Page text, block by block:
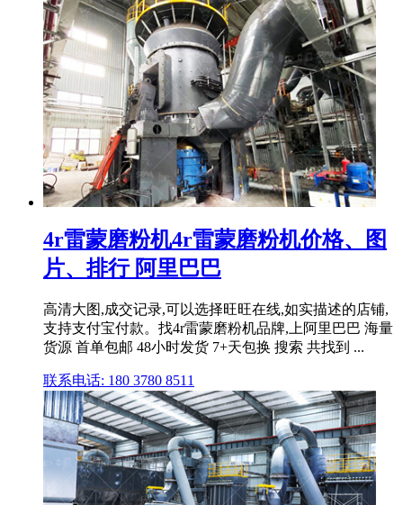
4r雷蒙磨粉机4r雷蒙磨粉机价格、图
片、排行 阿里巴巴
高清大图,成交记录,可以选择旺旺在线,如实描述的店铺,
支持支付宝付款。找4r雷蒙磨粉机品牌,上阿里巴巴 海量
货源 首单包邮 48小时发货 7+天包换 搜索 共找到 ...
联系电话: 180 3780 8511